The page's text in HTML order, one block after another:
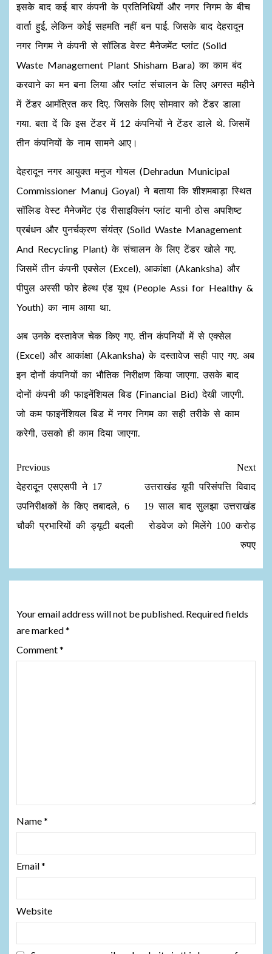
इसके बाद कई बार कंपनी के प्रतिनिधियों और नगर निगम के बीच
वार्ता हुई, लेकिन कोई सहमति नहीं बन पाई. जिसके बाद देहरादून
नगर निगम ने कंपनी से सॉलिड वेस्ट मैनेजमेंट प्लांट (Solid
Waste Management Plant Shisham Bara) का काम बंद
करवाने का मन बना लिया और प्लांट संचालन के लिए अगस्त महीने
में टेंडर आमंत्रित कर दिए. जिसके लिए सोमवार को टेंडर डाला
गया. बता दें कि इस टेंडर में 12 कंपनियों ने टेंडर डाले थे. जिसमें
तीन कंपनियों के नाम सामने आए।
देहरादून नगर आयुक्त मनुज गोयल (Dehradun Municipal
Commissioner Manuj Goyal) ने बताया कि शीशमबाड़ा स्थित
सॉलिड वेस्ट मैनेजमेंट एंड रीसाइक्लिंग प्लांट यानी ठोस अपशिष्ट
प्रबंधन और पुनर्चक्रण संयंत्र (Solid Waste Management
And Recycling Plant) के संचालन के लिए टेंडर खोले गए.
जिसमें तीन कंपनी एक्सेल (Excel), आकांक्षा (Akanksha) और
पीपुल अस्सी फोर हेल्थ एंड यूथ (People Assi for Healthy &
Youth) का नाम आया था.
अब उनके दस्तावेज चेक किए गए. तीन कंपनियों में से एक्सेल
(Excel) और आकांक्षा (Akanksha) के दस्तावेज सही पाए गए. अब
इन दोनों कंपनियों का भौतिक निरीक्षण किया जाएगा. उसके बाद
दोनों कंपनी की फाइनेंशियल बिड (Financial Bid) देखी जाएगी.
जो कम फाइनेंशियल बिड में नगर निगम का सही तरीके से काम
करेगी, उसको ही काम दिया जाएगा.
Previous
देहरादून एसएसपी ने 17
उपनिरीक्षकों के किए तबादले, 6
चौकी प्रभारियों की ड्यूटी बदली
Next
उत्तराखंड यूपी परिसंपत्ति विवाद
19 साल बाद सुलझा उत्तराखंड
रोडवेज को मिलेंगे 100 करोड़
रुपए
Your email address will not be published. Required fields
are marked*
Comment*
Name*
Email*
Website